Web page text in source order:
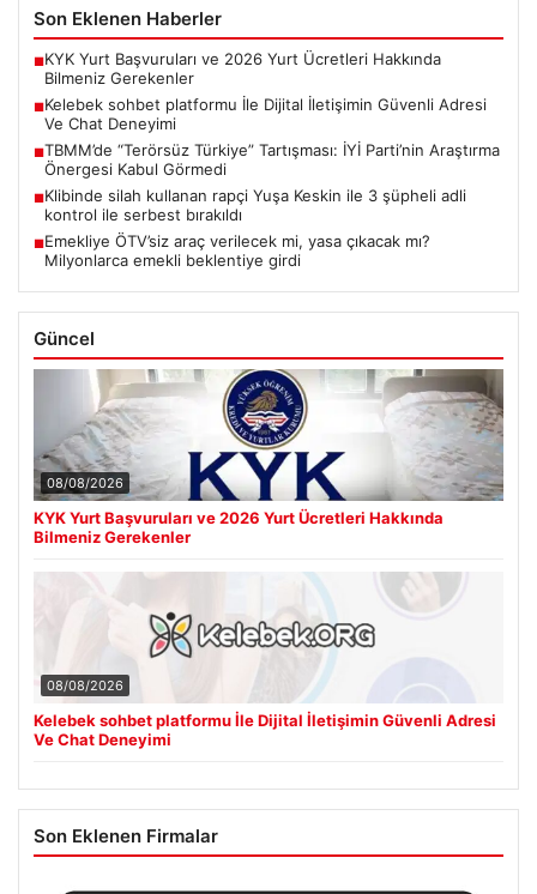
Son Eklenen Haberler
■KYK Yurt Başvuruları ve 2026 Yurt Ücretleri Hakkında
Bilmeniz Gerekenler
■Kelebek sohbet platformu İle Dijital İletişimin Güvenli Adresi
Ve Chat Deneyimi
■TBMM’de “Terörsüz Türkiye” Tartışması: İYİ Parti’nin Araştırma
Önergesi Kabul Görmedi
■Klibinde silah kullanan rapçi Yuşa Keskin ile 3 şüpheli adli
kontrol ile serbest bırakıldı
■Emekliye ÖTV’siz araç verilecek mi, yasa çıkacak mı?
Milyonlarca emekli beklentiye girdi
Güncel
08/08/2026
KYK Yurt Başvuruları ve 2026 Yurt Ücretleri Hakkında
Bilmeniz Gerekenler
08/08/2026
Kelebek sohbet platformu İle Dijital İletişimin Güvenli Adresi
Ve Chat Deneyimi
Son Eklenen Firmalar